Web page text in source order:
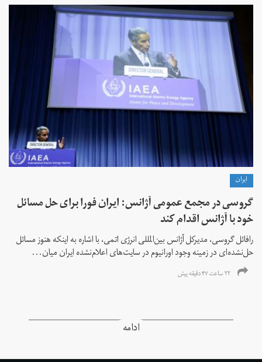
ايران
گروسی در مجمع عمومی آژانس: ایران فورا برای حل مسائل
خود با آژانس اقدام کند
رافائل گروسی، مدیرکل آژانس بین‌المللی انرژی اتمی، با اشاره به اینکه هنوز مسائل
حل‌نشده‌ای در زمینه وجود اورانیوم در سایت‌های اعلام‌نشده ایران میان...
۲۲ ساعت ۴۷ دقیقه پیش
ادامه